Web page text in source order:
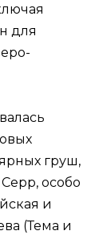
для
груш,
особо
и
(Тема и